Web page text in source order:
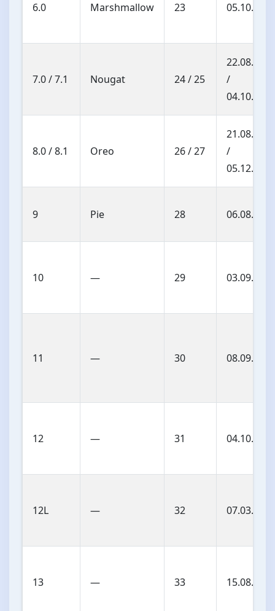
6.0 Marshmallow 23 05.10.2015
7.0 / 7.1 Nougat 24 / 25
22.08.2016
/
04.10.2016
8.0 / 8.1 Oreo 26 / 27
21.08.2017
/
05.12.2017
9 Pie 28 06.08.2018
10 — 29 03.09.2019
11 — 30 08.09.2020
12 — 31 04.10.2021
12L — 32 07.03.2022
13 — 33 15.08.2022